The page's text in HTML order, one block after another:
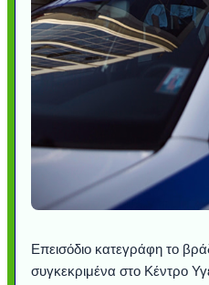
Επεισόδιο κατεγράφη το
συγκεκριμένα στο Κέντρο